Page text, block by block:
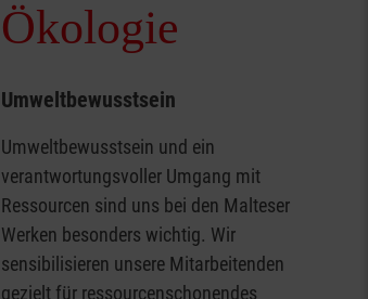
Ökologie
Umweltbewusstsein
Umweltbewusstsein und ein
verantwortungsvoller Umgang mit
Ressourcen sind uns bei den Malteser
Werken besonders wichtig. Wir
sensibilisieren unsere Mitarbeitenden
gezielt für ressourcenschonendes